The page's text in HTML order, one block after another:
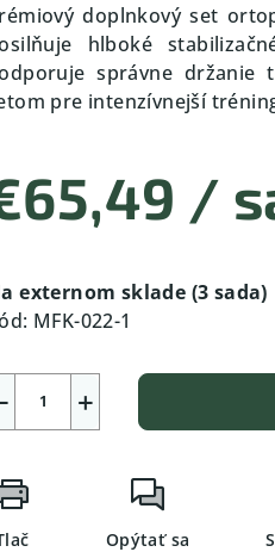
doplnkový set
hlboké
správne držanie
pre intenzívnejší
/
externom sklade (3 sada)
MFK-022-1
+
Opýtať sa